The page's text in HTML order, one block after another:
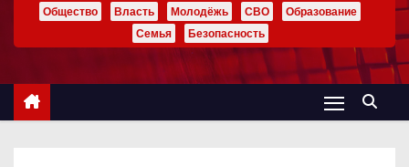
ж
Общество Власть Молодёжь СВО
Образование
Семья
Безопасность